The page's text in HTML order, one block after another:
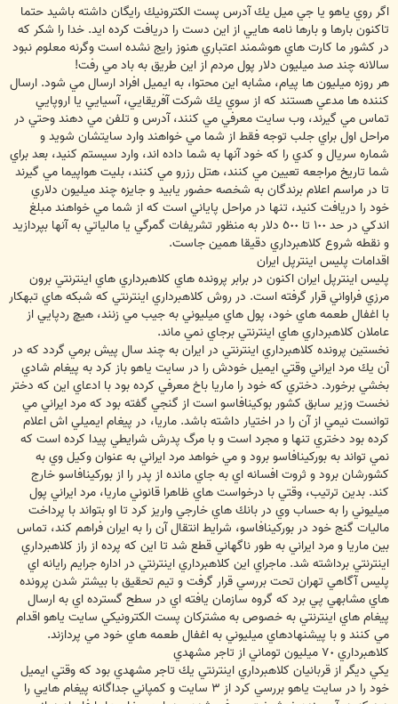
اگر روي ياهو يا جي ميل يك آدرس پست الكترونيك رايگان داشته باشيد حتما
تاكنون بارها و بارها نامه هايي از اين دست را دريافت كرده ايد. خدا را شكر كه
در كشور ما كارت هاي هوشمند اعتباري هنوز رايج نشده است وگرنه معلوم نبود
سالانه چند صد ميليون دلار پول مردم از اين طريق به باد مي رفت!
هر روزه ميليون ها پيام، مشابه اين محتوا، به ايميل افراد ارسال مي شود. ارسال
كننده ها مدعي هستند كه از سوي يك شركت آفريقايي، آسيايي يا اروپايي
تماس مي گيرند، وب سايت معرفي مي كنند، آدرس و تلفن مي دهند وحتي در
مراحل اول براي جلب توجه فقط از شما مي خواهند وارد سايتشان شويد و
شماره سريال و كدي را كه خود آنها به شما داده اند، وارد سيستم كنيد، بعد براي
شما تاريخ مراجعه تعيين مي كنند، هتل رزرو مي كنند، بليت هواپيما مي گيرند
تا در مراسم اعلام برندگان به شخصه حضور يابيد و جايزه چند ميليون دلاري
خود را دريافت كنيد، تنها در مراحل پاياني است كه از شما مي خواهند مبلغ
اندكي در حد ١٠٠ تا ٥٠٠ دلار به منظور تشريفات گمرگي يا مالياتي به آنها بپردازيد
و نقطه شروع كلاهبرداري دقيقا همين جاست.
اقدامات پليس اينترپل ايران
پليس اينترپل ايران اكنون در برابر پرونده هاي كلاهبرداري هاي اينترنتي برون
مرزي فراواني قرار گرفته است. در روش كلاهبرداري اينترنتي كه شبكه هاي تبهكار
با اغفال طعمه هاي خود، پول هاي ميليوني به جيب مي زنند، هيچ ردپايي از
عاملان كلاهبرداري هاي اينترنتي برجاي نمي ماند.
نخستين پرونده كلاهبرداري اينترنتي در ايران به چند سال پيش برمي گردد كه در
آن يك مرد ايراني وقتي ايميل خودش را در سايت ياهو باز كرد به پيغام شادي
بخشي برخورد. دختري كه خود را ماريا باخ معرفي كرده بود با ادعاي اين كه دختر
نخست وزير سابق كشور بوكينافاسو است از گنجي گفته بود كه مرد ايراني مي
توانست نيمي از آن را در اختيار داشته باشد. ماريا، در پيغام ايميلي اش اعلام
كرده بود دختري تنها و مجرد است و با مرگ پدرش شرايطي پيدا كرده است كه
نمي تواند به بوركينافاسو برود و مي خواهد مرد ايراني به عنوان وكيل وي به
كشورشان برود و ثروت افسانه اي به جاي مانده از پدر را از بوركينافاسو خارج
كند. بدين ترتيب، وقتي با درخواست هاي ظاهرا قانوني ماريا، مرد ايراني پول
ميليوني را به حساب وي در بانك هاي خارجي واريز كرد تا او بتواند با پرداخت
ماليات گنج خود در بوركينافاسو، شرايط انتقال آن را به ايران فراهم كند، تماس
بين ماريا و مرد ايراني به طور ناگهاني قطع شد تا اين كه پرده از راز كلاهبرداري
اينترنتي برداشته شد. ماجراي اين كلاهبرداري اينترنتي در اداره جرايم رايانه اي
پليس آگاهي تهران تحت بررسي قرار گرفت و تيم تحقيق با بيشتر شدن پرونده
هاي مشابهي پي برد كه گروه سازمان يافته اي در سطح گسترده اي به ارسال
پيغام هاي اينترنتي به خصوص به مشتركان پست الكترونيكي سايت ياهو اقدام
مي كنند و با پيشنهادهاي ميليوني به اغفال طعمه هاي خود مي پردازند.
كلاهبرداري ٧٠ ميليون توماني از تاجر مشهدي
يكي ديگر از قربانيان كلاهبرداري اينترنتي يك تاجر مشهدي بود كه وقتي ايميل
خود را در سايت ياهو بررسي كرد از ٣ سايت و كمپاني جداگانه پيغام هايي را